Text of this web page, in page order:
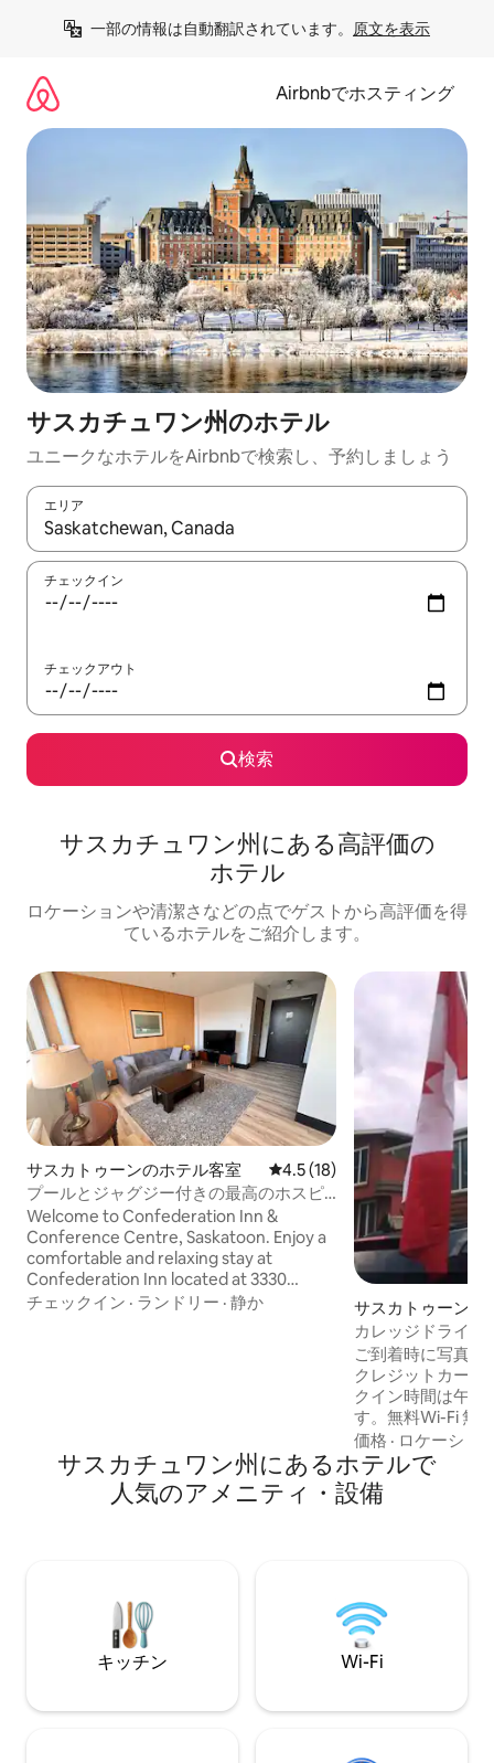
一部の情報は自動翻訳されています。 原文を表示
Airbnbでホスティング
サスカチュワン州のホ⁠テ⁠ル
ユニークなホ⁠テ⁠ル⁠をAirbnb⁠で検⁠索⁠し⁠、予⁠約し⁠ま⁠し⁠ょ⁠う
エリア
検索結果が表示されたら、上下の矢印キーを使って移動するか
チェックイン
チェックアウト
検索
サスカチュワン州にある高⁠評⁠価⁠の
ホ⁠テ⁠ル
ロケーションや清潔さなどの点でゲストから高評価を得
ているホテルをご紹介します。
サスカトゥーンのホテル客室 レビュー18件、5つ星中4.5つ
4.5 (18)
プールとジャグジー付きの最高のホスピ
タリティ
Welcome to Confederation Inn &
Conference Centre, Saskatoon. Enjoy a
comfortable and relaxing stay at
Confederation Inn located at 3330
Fairlight Drive. Our hotel offers spacious
delicious Indian & Canadian cuisine.
チェックイン · ランドリー · 静か
サスカトゥーンの
カレッジドライブ
ご到着時に写真付
クレジットカード
クイン時間は午後
す。無料Wi-Fi 無料駐車スペース ファミリ
ールーム 禁煙ルーム カップルにおすすめ
- 2名様での宿泊
しています。 すべてのお部屋に薄型テレ
ビがあります 素敵で清潔 RU病院、サスカ
km、 グリフィススタジアムまで1 km 州
裁判所まで1.4km
価格 · ロケーショ
サスカチュワン州にあるホ⁠テ⁠ル⁠で
人⁠気⁠のア⁠メ⁠ニ⁠テ⁠ィ⁠・設⁠備
キッチン Wi-Fi